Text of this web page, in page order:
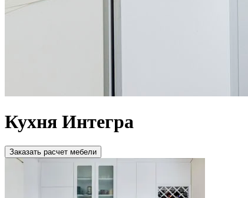
Кухня Интегра
Зaкaзaть расчет мебели